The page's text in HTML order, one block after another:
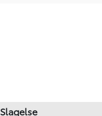
Slagelse